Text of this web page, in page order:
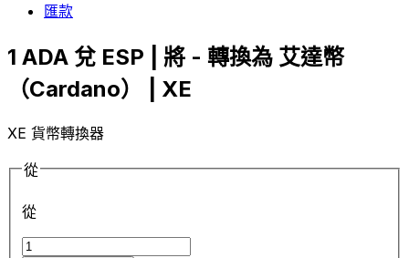
匯款
1 ADA 兌 ESP | 將 - 轉換為 艾達幣
（Cardano） | XE
XE 貨幣轉換器
從
從